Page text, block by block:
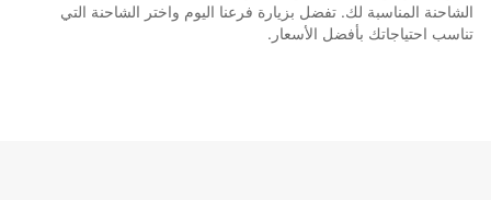
الشاحنة المناسبة لك. تفضل بزيارة فرعنا اليوم واختر الشاحنة التي
تناسب احتياجاتك بأفضل الأسعار.